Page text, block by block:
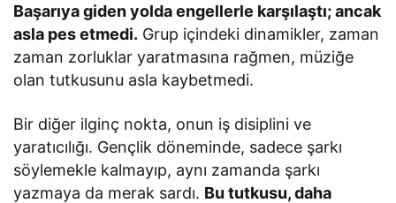
Başarıya giden yolda engellerle karşılaştı; ancak
asla pes etmedi. Grup içindeki dinamikler, zaman
zaman zorluklar yaratmasına rağmen, müziğe
olan tutkusunu asla kaybetmedi.
Bir diğer ilginç nokta, onun iş disiplini ve
yaratıcılığı. Gençlik döneminde, sadece şarkı
söylemekle kalmayıp, aynı zamanda şarkı
yazmaya da merak sardı. Bu tutkusu, daha